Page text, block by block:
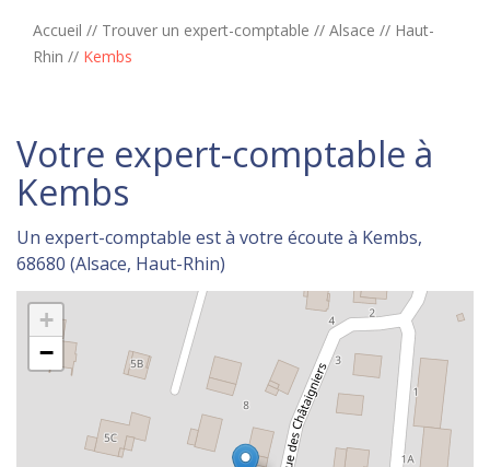
Accueil // Trouver un expert-comptable // Alsace // Haut-
Rhin // Kembs
Votre expert-comptable à
Kembs
Un expert-comptable est à votre écoute à Kembs,
68680 (Alsace, Haut-Rhin)
+
−